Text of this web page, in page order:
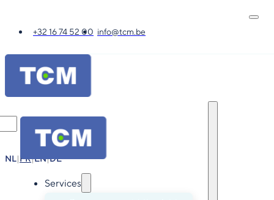
+32 16 74 52 00 info@tcm.be
NL|FR|EN|DE
Services